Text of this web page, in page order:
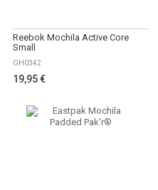
Reebok Mochila Active Core
Small
GH0342
19,95 €